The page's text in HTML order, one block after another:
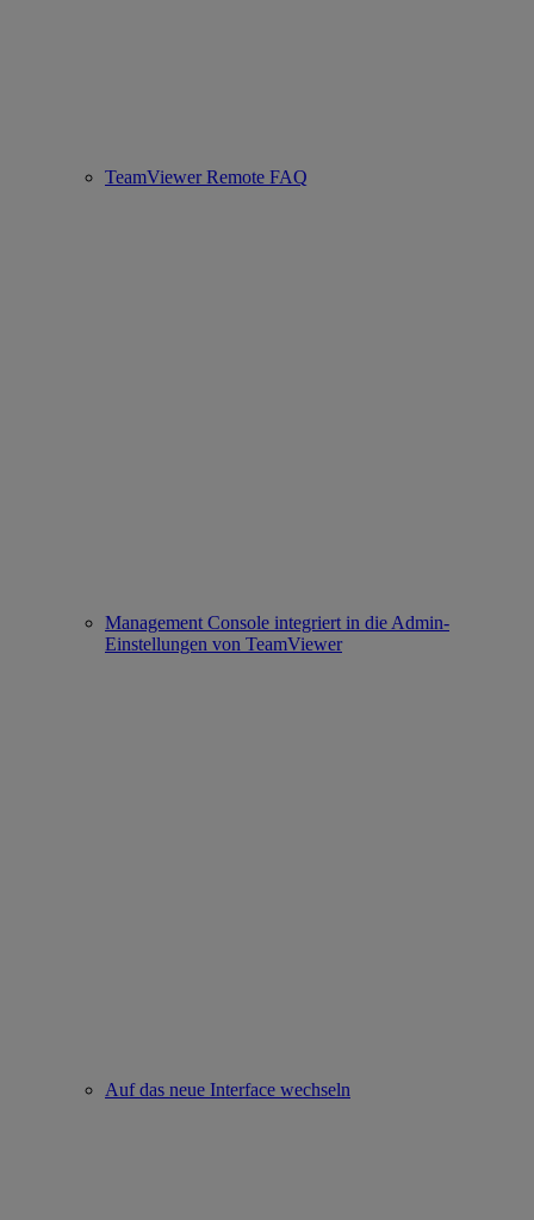
TeamViewer Remote FAQ
Management Console integriert in die Admin-
Einstellungen von TeamViewer
Auf das neue Interface wechseln